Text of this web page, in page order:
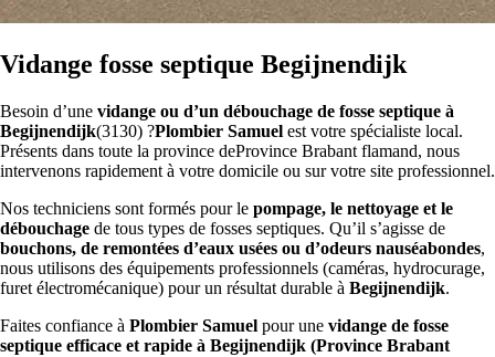
Vidange fosse septique Begijnendijk
Besoin d’une vidange ou d’un débouchage de fosse septique à
Begijnendijk(3130) ?Plombier Samuel est votre spécialiste local.
Présents dans toute la province deProvince Brabant flamand, nous
intervenons rapidement à votre domicile ou sur votre site professionnel.
Nos techniciens sont formés pour le pompage, le nettoyage et le
débouchage de tous types de fosses septiques. Qu’il s’agisse de
bouchons, de remontées d’eaux usées ou d’odeurs nauséabondes,
nous utilisons des équipements professionnels (caméras, hydrocurage,
furet électromécanique) pour un résultat durable à Begijnendijk.
Faites confiance à Plombier Samuel pour une vidange de fosse
septique efficace et rapide à Begijnendijk (Province Brabant